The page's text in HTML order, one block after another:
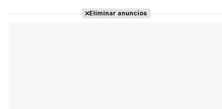
Eliminar anuncios